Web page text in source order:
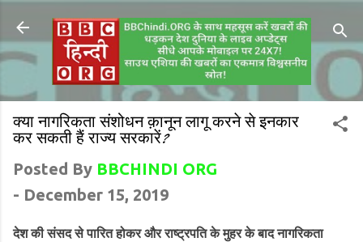
क्या नागरिकता संशोधन क़ानून लागू करने से इनकार
कर सकती हैं राज्य सरकारें?
Posted By BBCHINDI ORG
- December 15, 2019
देश की संसद से पारित होकर और राष्ट्रपति के मुहर के बाद नागरिकता